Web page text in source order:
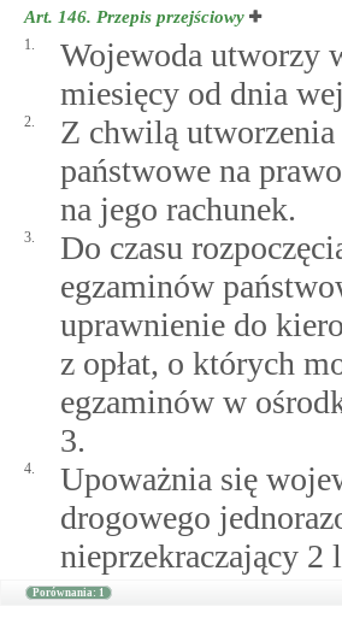
Art. 146. Przepis przejściowy
1.
Wojewoda utworzy
miesięcy od dnia
2.
Z chwilą utworzenia
państwowe na
na jego rachunek.
3.
Do czasu
egzaminów
uprawnienie do
z opłat, o których
egzaminów w
3.
4.
Upoważnia się
drogowego
nieprzekraczający 2
Porównania: 1